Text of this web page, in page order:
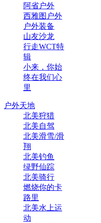
阿省户外
西雅图户外
户外装备
山友沙龙
行走WCT特
辑
小来，你始
终在我们心
里
户外天地
北美狩猎
北美自驾
北美滑雪/滑
翔
北美钓鱼
绿野仙踪
北美骑行
燃烧你的卡
路里
北美水上运
动